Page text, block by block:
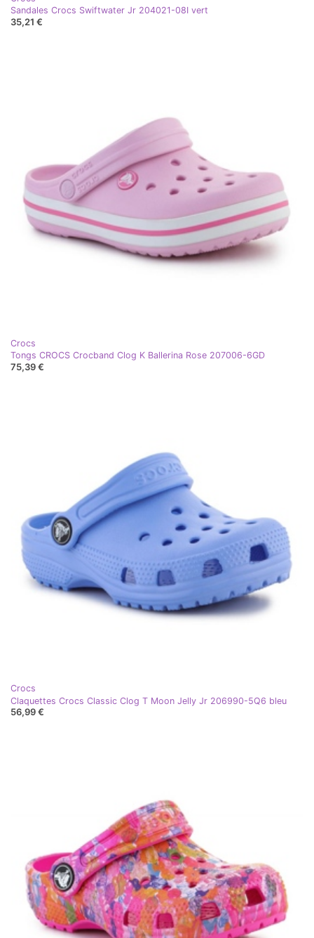
Sandales Crocs Swiftwater Jr 204021-08I vert
35,21 €
Crocs
Tongs CROCS Crocband Clog K Ballerina Rose 207006-6GD
75,39 €
Crocs
Claquettes Crocs Classic Clog T Moon Jelly Jr 206990-5Q6 bleu
56,99 €